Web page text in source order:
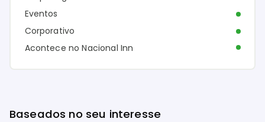
Eventos
Corporativo
Acontece no Nacional Inn
Baseados no seu interesse